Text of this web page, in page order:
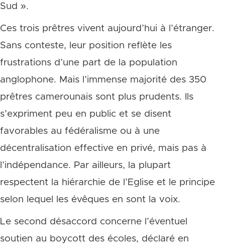
Sud ».
Ces trois prêtres vivent aujourd’hui à l’étranger.
Sans conteste, leur position reflète les
frustrations d’une part de la population
anglophone. Mais l’immense majorité des 350
prêtres camerounais sont plus prudents. Ils
s’expriment peu en public et se disent
favorables au fédéralisme ou à une
décentralisation effective en privé, mais pas à
l’indépendance. Par ailleurs, la plupart
respectent la hiérarchie de l’Eglise et le principe
selon lequel les évêques en sont la voix.
Le second désaccord concerne l’éventuel
soutien au boycott des écoles, déclaré en